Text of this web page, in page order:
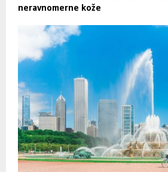
neravnomerne kože